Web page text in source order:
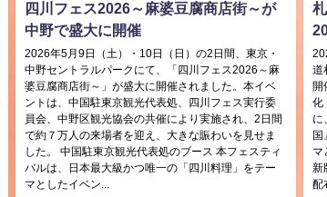
四川フェス2026～麻婆豆腐商店街～が
中野で盛大に開催
2026年5月9日（土）・10日（日）の2日間、東京・
中野セントラルパークにて、「四川フェス2026～麻
婆豆腐商店街～」が盛大に開催されました。本イベ
ントは、中国駐東京観光代表処、四川フェス実行委
員会、中野区観光協会の共催により実施され、2日間
で約７万人の来場者を迎え、大きな賑わいを見せま
した。 中国駐東京観光代表処のブース 本フェスティ
バルは、日本最大級かつ唯一の「四川料理」をテー
マとしたイベン...
道
開
化
に
マ
新
配